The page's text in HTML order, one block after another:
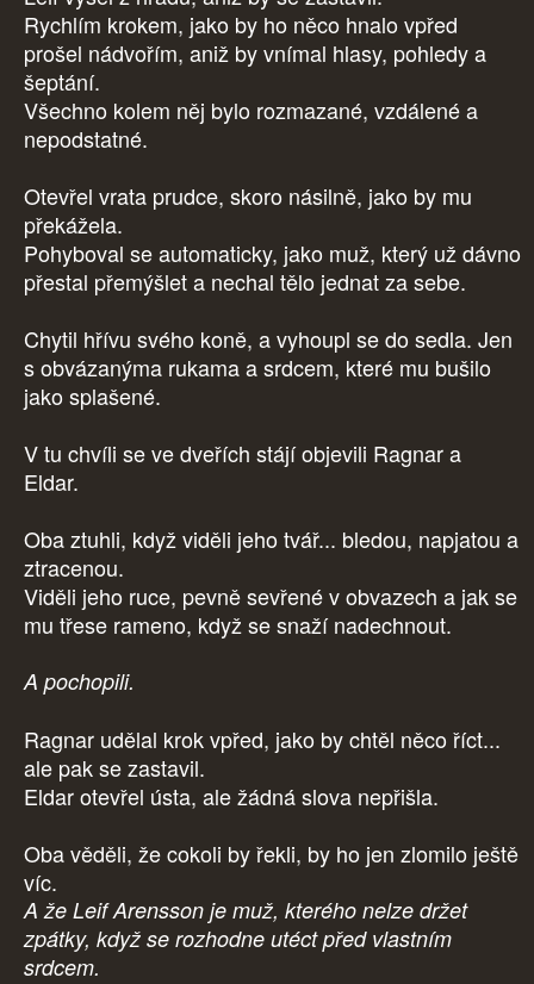
Rychlím krokem, jako by ho něco hnalo vpřed
prošel nádvořím, aniž by vnímal hlasy, pohledy a
šeptání.
Všechno kolem něj bylo rozmazané, vzdálené a
nepodstatné.
Otevřel vrata prudce, skoro násilně, jako by mu
překážela.
Pohyboval se automaticky, jako muž, který už dávno
přestal přemýšlet a nechal tělo jednat za sebe.
Chytil hřívu svého koně, a vyhoupl se do sedla. Jen
s obvázanýma rukama a srdcem, které mu bušilo
jako splašené.
V tu chvíli se ve dveřích stájí objevili Ragnar a
Eldar.
Oba ztuhli, když viděli jeho tvář... bledou, napjatou a
ztracenou.
Viděli jeho ruce, pevně sevřené v obvazech a jak se
mu třese rameno, když se snaží nadechnout.
A pochopili.
Ragnar udělal krok vpřed, jako by chtěl něco říct...
ale pak se zastavil.
Eldar otevřel ústa, ale žádná slova nepřišla.
Oba věděli, že cokoli by řekli, by ho jen zlomilo ještě
víc.
A že Leif Arensson je muž, kterého nelze držet
zpátky, když se rozhodne utéct před vlastním
srdcem.